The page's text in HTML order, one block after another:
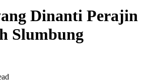
Dinanti Perajin
Slumbung